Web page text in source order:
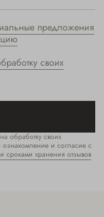
предложения
своих
обработку своих
и согласие с
сроками хранения отзывов